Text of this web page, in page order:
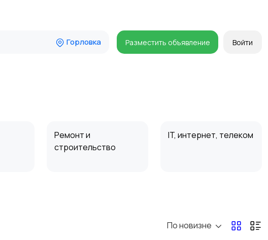
Горловка Разместить объявление Войти
Ремонт и
строительство
IT, интернет, телеком
По новизне